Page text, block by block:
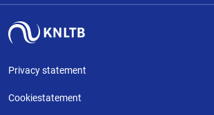
Privacy statement
Cookiestatement